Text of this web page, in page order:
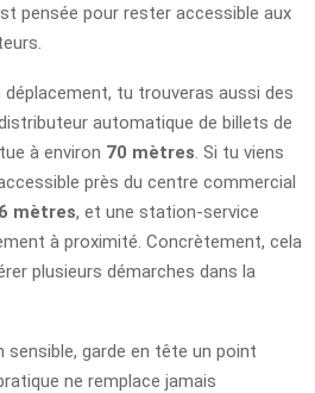
pensée pour rester accessible aux
déplacement, tu trouveras aussi des
automatique de billets de
à environ 70 mètres . Si tu viens
près du centre commercial
mètres, et une station-service
à proximité. Concrètement, cela
plusieurs démarches dans la
garde en tête un point
ne remplace jamais